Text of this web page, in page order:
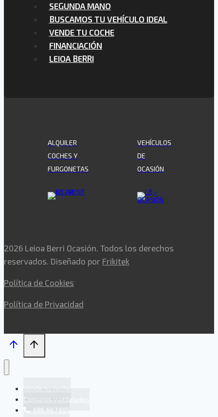
SEGUNDA MANO
BUSCAMOS TU VEHÍCULO IDEAL
VENDE TU COCHE
FINANCIACIÓN
LEIOA BERRI
ALQUILER
COCHES Y
FURGONETAS
VEHÍCULOS
DE
OCASIÓN
2026 Leioa Berri Ocasión. Todos los derechos
reservados. Diseñado por Frikitek
Política de Cookies
Política de Privacidad
Vende tu coche
Consejos y utilidades
686 667 655